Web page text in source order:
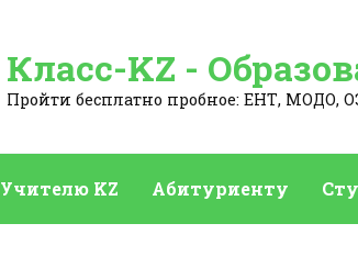
Класс-KZ -
Пройти бесплатно пробное: ЕНТ, МОДО,
Учителю KZ Абитуриенту